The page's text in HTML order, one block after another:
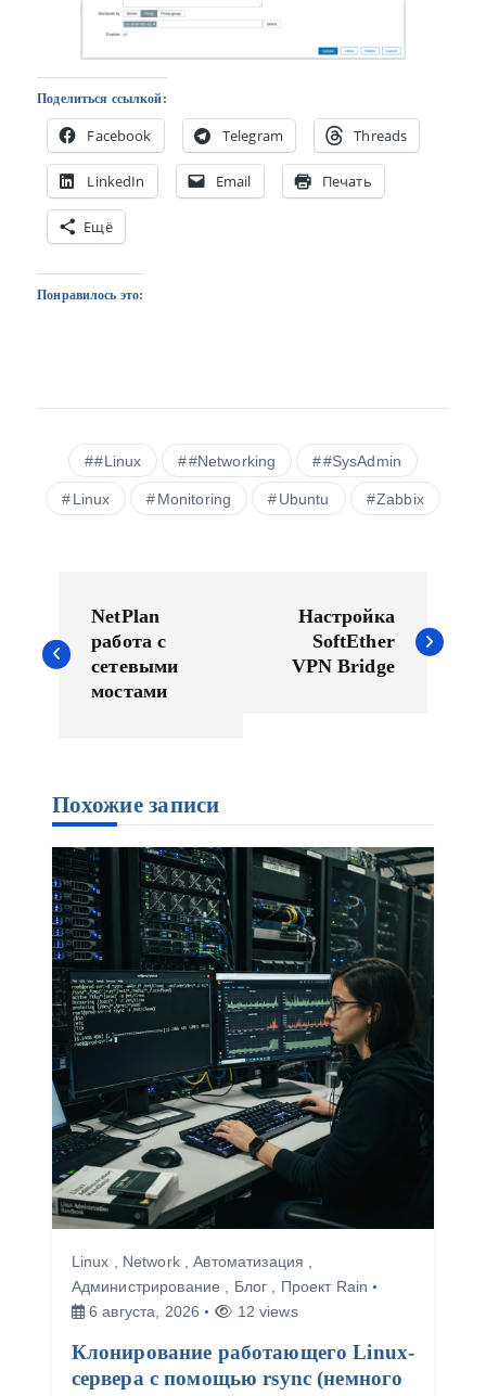
Поделиться ссылкой:
Facebook Telegram Threads
LinkedIn Email Печать
Ещё
Понравилось это:
#Linux #Networking #SysAdmin
Linux Monitoring Ubuntu Zabbix
в
и
м
NetPlan
работа с
сетевыми
мостами
Настройка
SoftEther
VPN Bridge
Похожие записи
Linux , Network,Автоматизация ,
Администрирование , Блог , Проект Rain
6 августа, 2026
12 views
Клонирование работающего Linux-
сервера с помощью rsync (немного